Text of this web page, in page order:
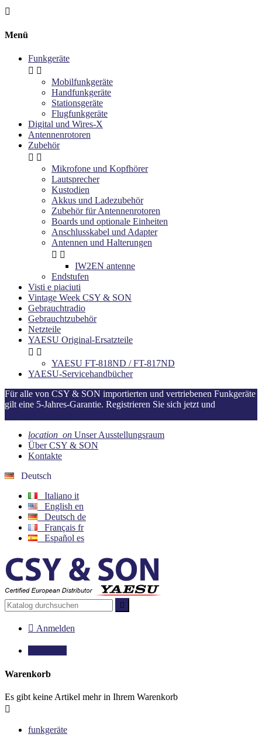

Menü
Funkgeräte
 
Mobilfunkgeräte
Handfunkgeräte
Stationsgeräte
Flugfunkgeräte
Digital und Wires-X
Antennenrotoren
Zubehör
 
Mikrofone und Kopfhörer
Lautsprecher
Kustodien
Akkus und Ladezubehör
Zubehör für Antennenrotoren
Boards und optionale Einheiten
Anschlusskabel und Adapter
Antennen und Halterungen
 
IW2EN antenne
Endstufen
Visti e piaciuti
Vintage Week CSY & SON
Gebrauchtradio
Gebrauchtzubehör
Netzteile
YAESU Original-Ersatzteile
 
YAESU FT-818ND / FT-817ND
YAESU-Servicehandbücher
Für alle von CSY & SON importierten und vertriebenen Funkgeräte
gilt eine 5-Jahres-Garantie. Registrieren Sie sich jetzt und
location_on Unser Ausstellungsraum
Über CSY & SON
Kontakte
Deutsch
Italiano it
English en
Deutsch de
Français fr
Español es

 Anmelden
Warenkorb
Es gibt keine Artikel mehr in Ihrem Warenkorb

funkgeräte